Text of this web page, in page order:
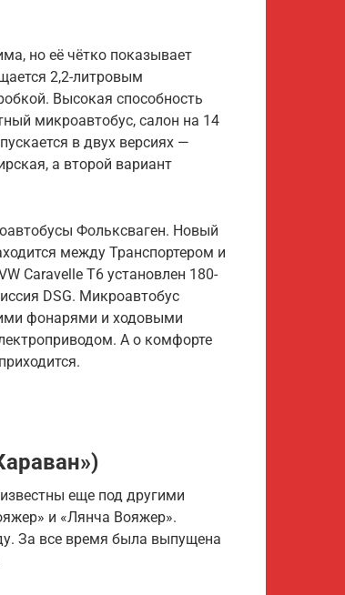
но её чётко показывает
2,2-литровым
Высокая способность
микроавтобус, салон на 14
в двух версиях —
а второй вариант
Фольксваген. Новый
между Транспортером и
Caravelle T6 установлен 180-
DSG. Микроавтобус
фонарями и ходовыми
А о комфорте
еще под другими
и «Лянча Вояжер».
За все время была выпущена